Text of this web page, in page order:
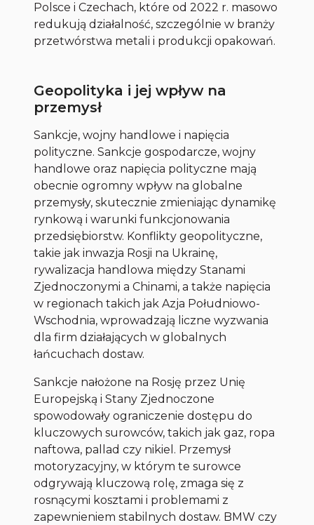
Polsce i Czechach, które od 2022 r. masowo
redukują działalność, szczególnie w branży
przetwórstwa metali i produkcji opakowań.
Geopolityka i jej wpływ na
przemysł
Sankcje, wojny handlowe i napięcia
polityczne. Sankcje gospodarcze, wojny
handlowe oraz napięcia polityczne mają
obecnie ogromny wpływ na globalne
przemysły, skutecznie zmieniając dynamikę
rynkową i warunki funkcjonowania
przedsiębiorstw. Konflikty geopolityczne,
takie jak inwazja Rosji na Ukrainę,
rywalizacja handlowa między Stanami
Zjednoczonymi a Chinami, a także napięcia
w regionach takich jak Azja Południowo-
Wschodnia, wprowadzają liczne wyzwania
dla firm działających w globalnych
łańcuchach dostaw.
Sankcje nałożone na Rosję przez Unię
Europejską i Stany Zjednoczone
spowodowały ograniczenie dostępu do
kluczowych surowców, takich jak gaz, ropa
naftowa, pallad czy nikiel. Przemysł
motoryzacyjny, w którym te surowce
odgrywają kluczową rolę, zmaga się z
rosnącymi kosztami i problemami z
zapewnieniem stabilnych dostaw. BMW czy